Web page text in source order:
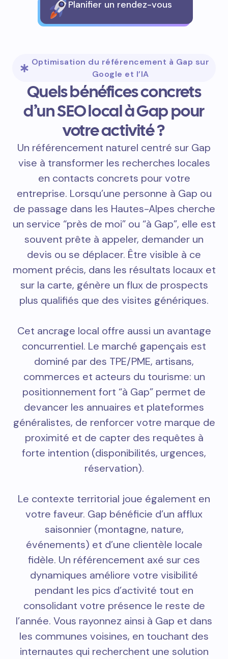
Planifier un rendez-vous
Optimisation du référencement à Gap sur
Google et l’IA
Quels bénéfices concrets
d’un SEO local à Gap pour
votre activité ?
Un référencement naturel centré sur Gap
vise à transformer les recherches locales
en contacts concrets pour votre
entreprise. Lorsqu’une personne à Gap ou
de passage dans les Hautes-Alpes cherche
un service “près de moi” ou “à Gap”, elle est
souvent prête à appeler, demander un
devis ou se déplacer. Être visible à ce
moment précis, dans les résultats locaux et
sur la carte, génère un flux de prospects
plus qualifiés que des visites génériques.
Cet ancrage local offre aussi un avantage
concurrentiel. Le marché gapençais est
dominé par des TPE/PME, artisans,
commerces et acteurs du tourisme: un
positionnement fort “à Gap” permet de
devancer les annuaires et plateformes
généralistes, de renforcer votre marque de
proximité et de capter des requêtes à
forte intention (disponibilités, urgences,
réservation).
Le contexte territorial joue également en
votre faveur. Gap bénéficie d’un afflux
saisonnier (montagne, nature,
événements) et d’une clientèle locale
fidèle. Un référencement axé sur ces
dynamiques améliore votre visibilité
pendant les pics d’activité tout en
consolidant votre présence le reste de
l’année. Vous rayonnez ainsi à Gap et dans
les communes voisines, en touchant des
internautes qui recherchent une solution